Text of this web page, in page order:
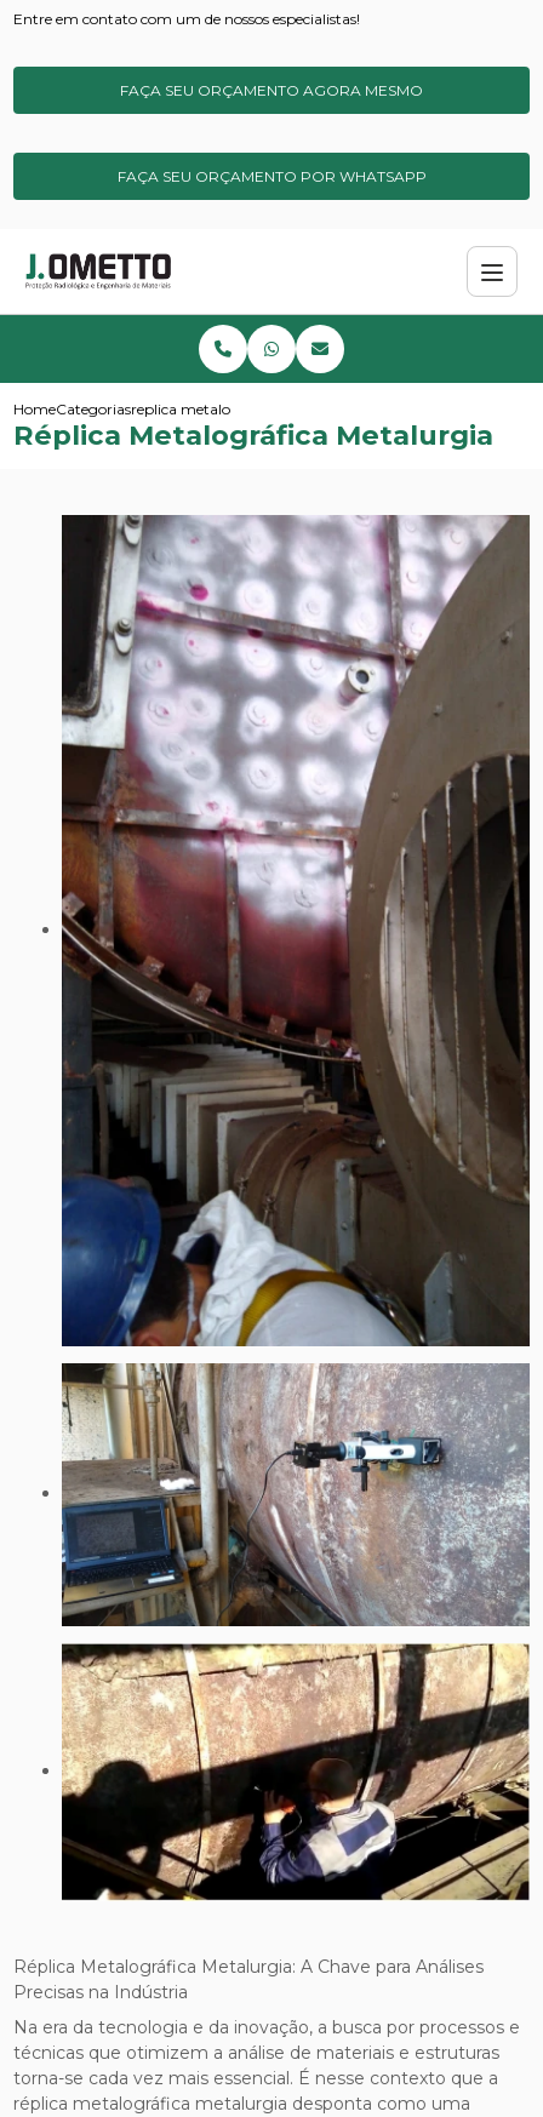
Entre em contato com um de nossos especialistas!
FAÇA SEU ORÇAMENTO AGORA MESMO
FAÇA SEU ORÇAMENTO POR WHATSAPP
HomeCategoriasreplica metalografica metalurgia
Réplica Metalográfica Metalurgia
Réplica Metalográfica Metalurgia: A Chave para Análises
Precisas na Indústria
Na era da tecnologia e da inovação, a busca por processos e
técnicas que otimizem a análise de materiais e estruturas
torna-se cada vez mais essencial. É nesse contexto que a
réplica metalográfica metalurgia desponta como uma